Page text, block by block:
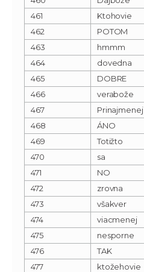
461
Ktohovie
462
POTOM
463
hmmm
464
dovedna
465
DOBRE
466
verabože
467
Prinajmenej
468
ÁNO
469
Totižto
470
sa
471
NO
472
zrovna
473
všakver
474
viacmenej
475
nesporne
476
TAK
477
ktožehovie